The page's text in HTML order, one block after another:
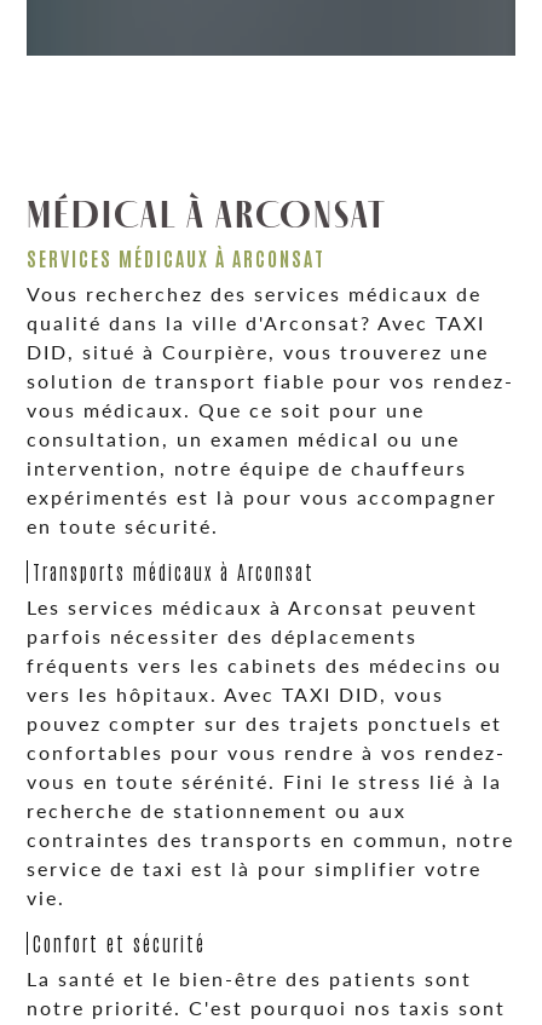
MÉDICAL À ARCONSAT
SERVICES MÉDICAUX À ARCONSAT
Vous recherchez des services médicaux de
qualité dans la ville d'Arconsat? Avec TAXI
DID, situé à Courpière, vous trouverez une
solution de transport fiable pour vos rendez-
vous médicaux. Que ce soit pour une
consultation, un examen médical ou une
intervention, notre équipe de chauffeurs
expérimentés est là pour vous accompagner
en toute sécurité.
Transports médicaux à Arconsat
Les services médicaux à Arconsat peuvent
parfois nécessiter des déplacements
fréquents vers les cabinets des médecins ou
vers les hôpitaux. Avec TAXI DID, vous
pouvez compter sur des trajets ponctuels et
confortables pour vous rendre à vos rendez-
vous en toute sérénité. Fini le stress lié à la
recherche de stationnement ou aux
contraintes des transports en commun, notre
service de taxi est là pour simplifier votre
vie.
Confort et sécurité
La santé et le bien-être des patients sont
notre priorité. C'est pourquoi nos taxis sont